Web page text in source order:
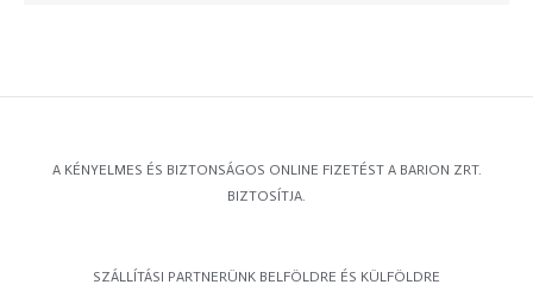
A KÉNYELMES ÉS BIZTONSÁGOS ONLINE FIZETÉST A BARION ZRT.
BIZTOSÍTJA.
SZÁLLÍTÁSI PARTNERÜNK BELFÖLDRE ÉS KÜLFÖLDRE